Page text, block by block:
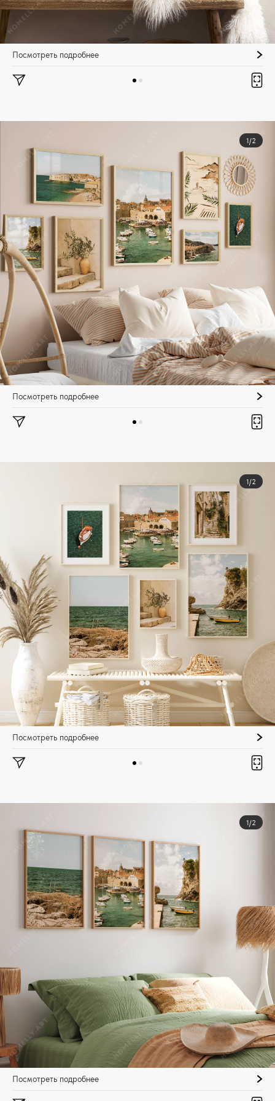
Посмотреть подробнее
1/2
Посмотреть подробнее
1/2
Посмотреть подробнее
1/2
Посмотреть подробнее